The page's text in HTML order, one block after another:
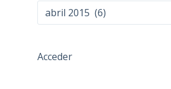
Archivo
Acceder